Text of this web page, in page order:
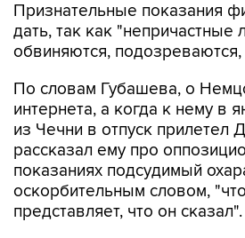
Признательные показания
дать, так как "непричастные
обвиняются, подозреваются,
По словам Губашева, о
интернета, а когда к нему в
из Чечни в отпуск прилетел
рассказал ему про
показаниях подсудимый
оскорбительным словом,
представляет, что он сказал".